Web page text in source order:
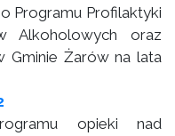
Programu Profilaktyki
Alkoholowych oraz
Gminie Żarów na lata
opieki nad